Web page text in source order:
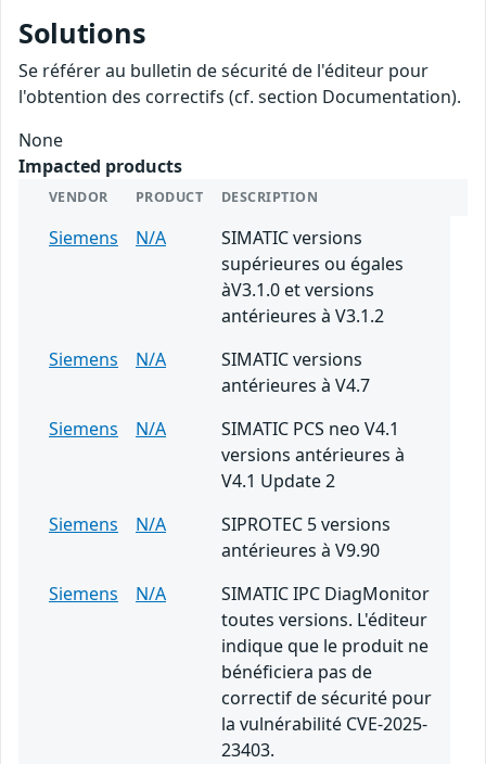
Solutions
Se référer au bulletin de sécurité de l'éditeur pour
l'obtention des correctifs (cf. section Documentation).
None
Impacted products
VENDOR PRODUCT DESCRIPTION
Siemens N/A
SIMATIC versions
supérieures ou égales
àV3.1.0 et versions
antérieures à V3.1.2
Siemens
N/A
SIMATIC versions
antérieures à V4.7
Siemens
N/A
SIMATIC PCS neo V4.1
versions antérieures à
V4.1 Update 2
Siemens
N/A
SIPROTEC 5 versions
antérieures à V9.90
Siemens
N/A
SIMATIC IPC DiagMonitor
toutes versions. L'éditeur
indique que le produit ne
bénéficiera pas de
correctif de sécurité pour
la vulnérabilité CVE-2025-
23403.